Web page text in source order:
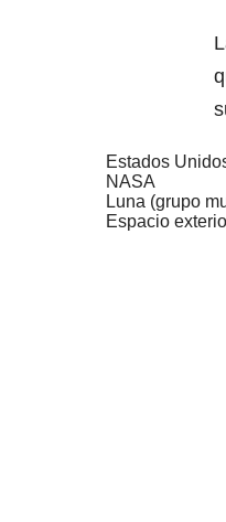
Estados
NASA
Luna (grupo
Espacio